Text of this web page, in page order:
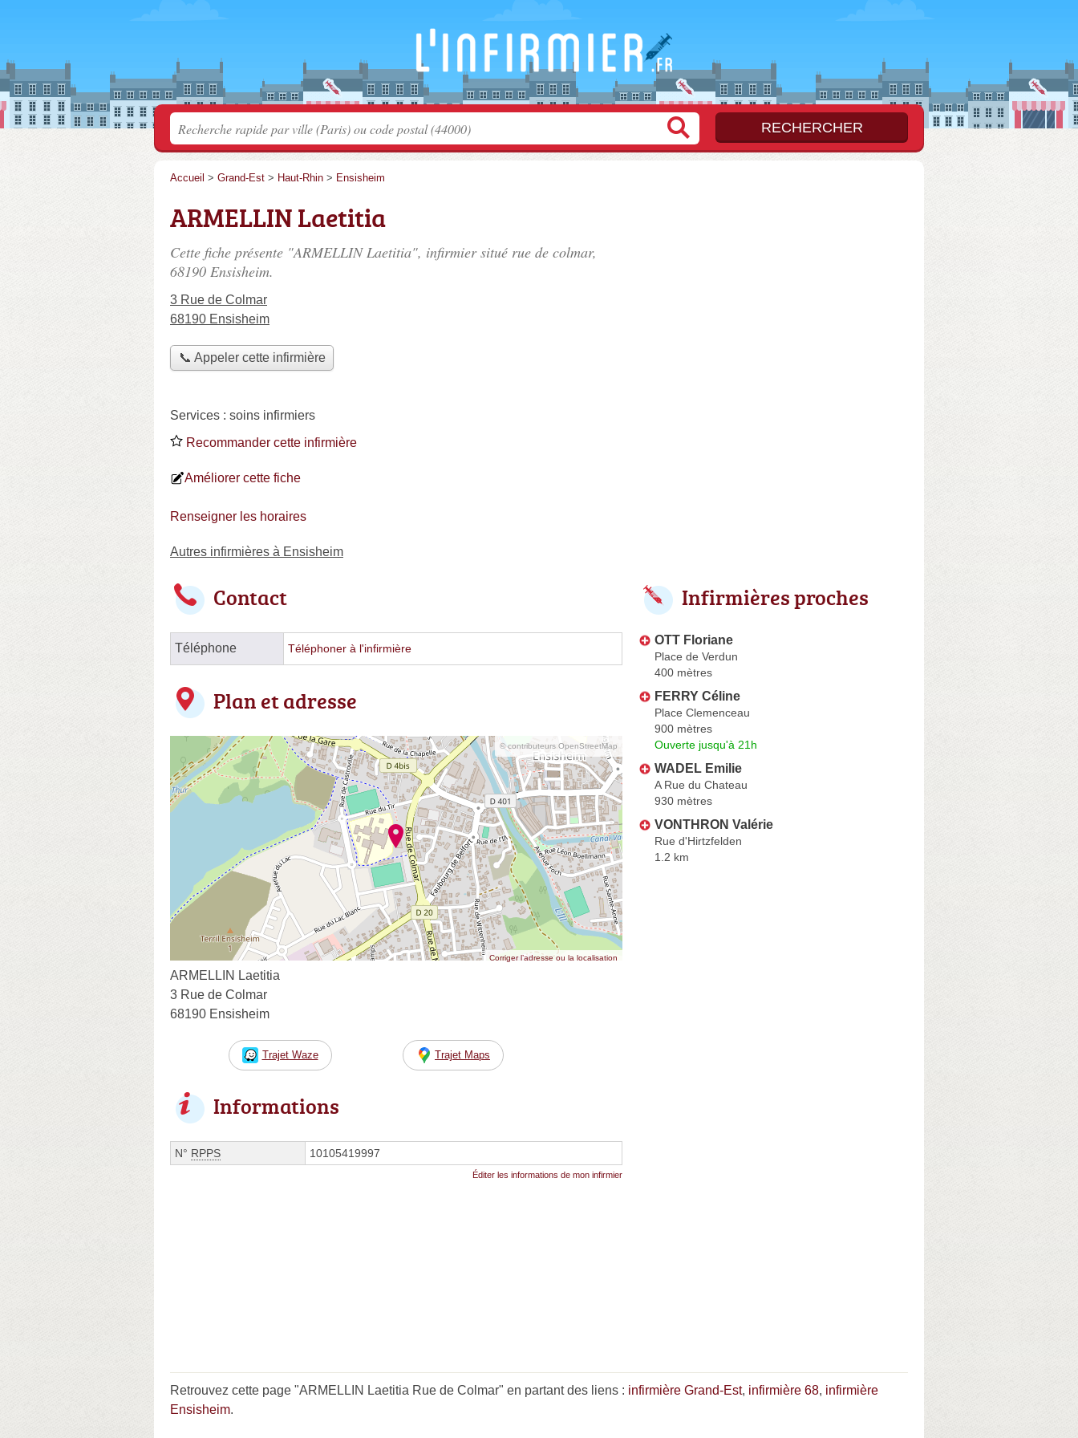
Accueil > Grand-Est > Haut-Rhin > Ensisheim
ARMELLIN Laetitia
Cette fiche présente "ARMELLIN Laetitia", infirmier situé rue de colmar,
68190 Ensisheim.
3 Rue de Colmar
68190 Ensisheim
📞 Appeler cette infirmière
Services : soins infirmiers
Recommander cette infirmière
Améliorer cette fiche
Renseigner les horaires
Autres infirmières à Ensisheim
Contact
Téléphone Téléphoner à l'infirmière
Plan et adresse
© contributeurs OpenStreetMap
Corriger l’adresse ou la localisation
ARMELLIN Laetitia
3 Rue de Colmar
68190 Ensisheim
Trajet Waze Trajet Maps
Informations
N° RPPS 10105419997
Éditer les informations de mon infirmier
Infirmières proches
OTT Floriane
Place de Verdun
400 mètres
FERRY Céline
Place Clemenceau
900 mètres
Ouverte jusqu'à 21h
WADEL Emilie
A Rue du Chateau
930 mètres
VONTHRON Valérie
Rue d'Hirtzfelden
1.2 km
Retrouvez cette page "ARMELLIN Laetitia Rue de Colmar" en partant des liens : infirmière Grand-Est, infirmière 68, infirmière
Ensisheim.